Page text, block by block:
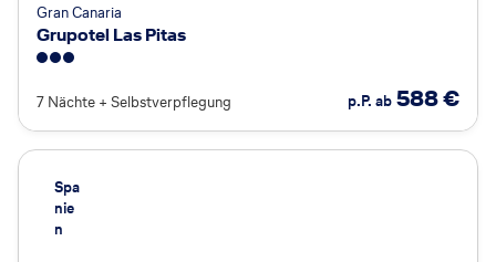
Gran Canaria
Grupotel Las Pitas
7 Nächte + Selbstverpflegung p.P. ab 588€
Spa
nie
n